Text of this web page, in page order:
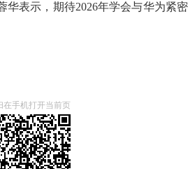
表示，期待2026年学会与华为紧
在手机打开当前页